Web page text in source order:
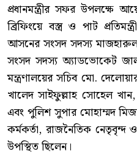
প্রধানমন্ত্রীর সফর উপলক্ষে
ব্রিফিংয়ে বস্ত্র ও পাট
আসনের সংসদ সদস্য
সংসদ সদস্য অ্যাডভোকেট
মন্ত্রণালয়ের সচিব মো.
খালেদ সাইফুল্লাহ সোহেল
এবং পুলিশ সুপার মোহাম্মদ
কর্মকর্তা, রাজনৈতিক নেতৃবৃন্দ ও
উপস্থিত ছিলেন।